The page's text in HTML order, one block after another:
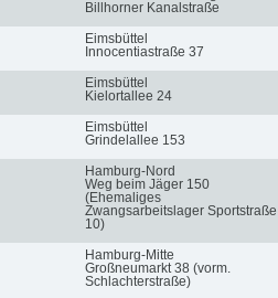
Billhorner Kanalstraße
Eimsbüttel
Innocentiastraße 37
Eimsbüttel
Kielortallee 24
Eimsbüttel
Grindelallee 153
Hamburg-Nord
Weg beim Jäger 150
(Ehemaliges
Zwangsarbeitslager Sportstraße
10)
Hamburg-Mitte
Großneumarkt 38 (vorm.
Schlachterstraße)